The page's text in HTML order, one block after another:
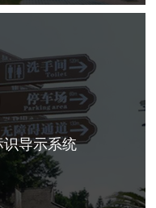
导示系统